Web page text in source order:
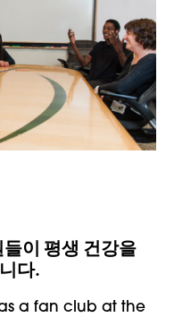
이 평생 건강을
다.
a fan club at the